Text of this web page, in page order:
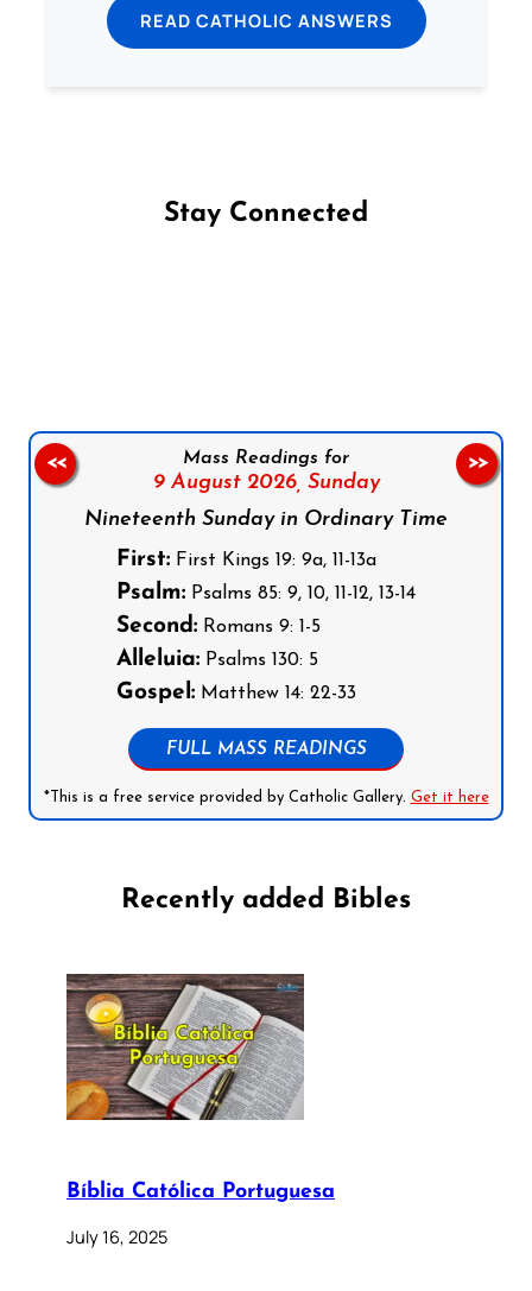
READ CATHOLIC ANSWERS
Stay Connected
Mass Readings for
9 August 2026, Sunday
Nineteenth Sunday in Ordinary Time
First: First Kings 19: 9a, 11-13a
Psalm: Psalms 85: 9, 10, 11-12, 13-14
Second: Romans 9: 1-5
Alleluia: Psalms 130: 5
Gospel: Matthew 14: 22-33
FULL MASS READINGS
*This is a free service provided by Catholic Gallery. Get it here
<< >>
Recently added Bibles
Bíblia Católica Portuguesa
July 16, 2025